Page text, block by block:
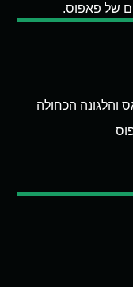
והלגונה הכחולה